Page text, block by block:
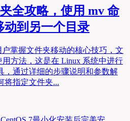
全攻略，使用 mv 命
动到另一个目录
户掌握文件夹移动的核心技巧，文
方法，这是在 Linux 系统中进行
，通过详细的步骤说明和参数解
将指定文件夹...